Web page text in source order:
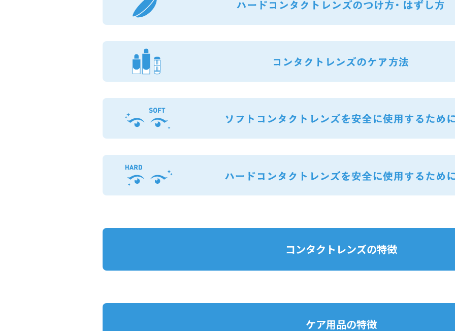
コンタクトレンズの特徴
ケア用品の特徴